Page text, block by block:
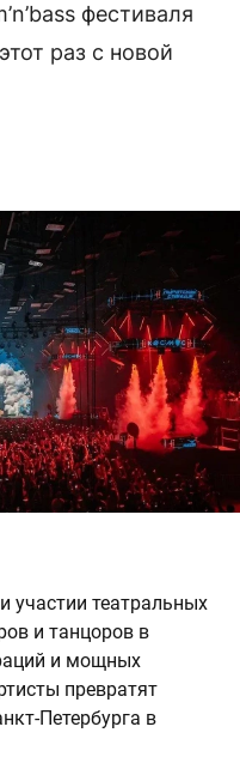
фестиваля
раз с новой
участии театральных
и танцоров в
и мощных
превратят
Петербурга в